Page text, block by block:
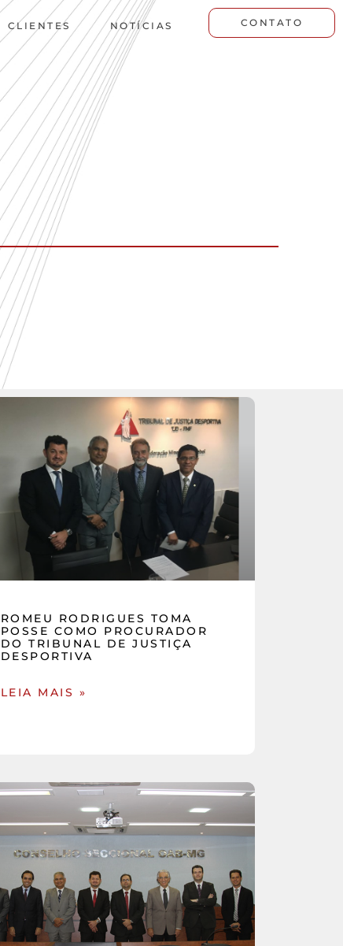
CLIENTES NOTÍCIAS CONTATO
ROMEU RODRIGUES TOMA
POSSE COMO PROCURADOR
DO TRIBUNAL DE JUSTIÇA
DESPORTIVA
LEIA MAIS »